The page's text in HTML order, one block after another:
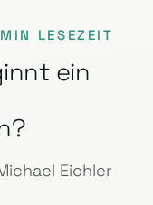
LESEZEIT
ein
Eichler